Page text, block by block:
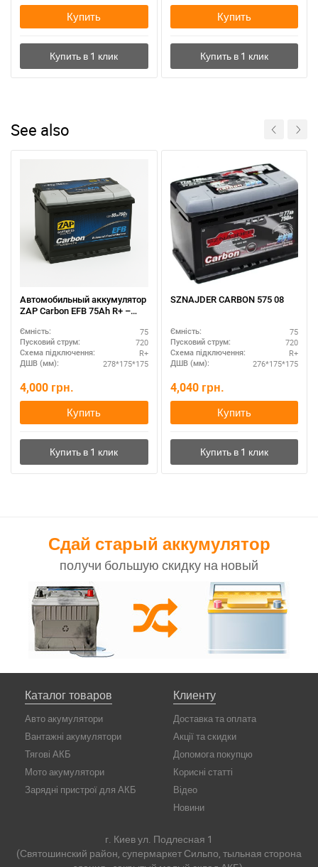
Купить Купить
See also
Автомобильный аккумулятор
ZAP Carbon EFB 75Ah R+ –
производительность
Ємність: 75
Пусковий струм: 720
Схема підключення: R+
ДШВ (мм): 278*175*175
4,000 грн.
Купить
SZNAJDER CARBON 575 08
Ємність: 75
Пусковий струм: 720
Схема підключення: R+
ДШВ (мм): 276*175*175
4,040 грн.
Купить
Сдай старый аккумулятор
получи большую скидку на новый
Каталог товаров
Авто акумулятори
Вантажні акумулятори
Тягові АКБ
Мото акумулятори
Зарядні пристрої для АКБ
Клиенту
Доставка та оплата
Акції та скидки
Допомога покупцю
Корисні статті
Відео
Новини
г. Киев ул. Подлесная 1
(Святошинский район, супермаркет Сильпо, тыльная сторона